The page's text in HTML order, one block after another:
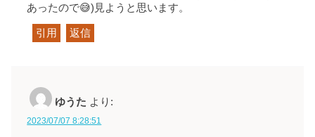
あったので😅)見ようと思います。
引用 返信
ゆうた より:
2023/07/07 8:28:51